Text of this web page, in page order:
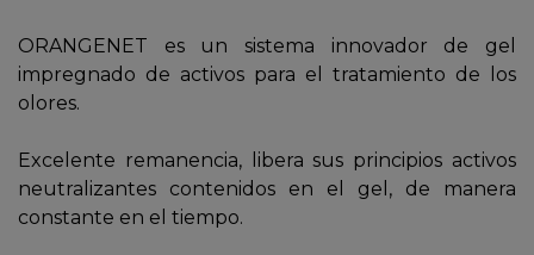
ORANGENET es un sistema innovador de gel
impregnado de activos para el tratamiento de los
olores.
Excelente remanencia, libera sus principios activos
neutralizantes contenidos en el gel, de manera
constante en el tiempo.